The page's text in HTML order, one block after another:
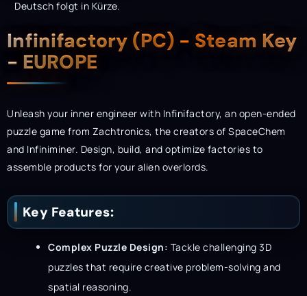
Deutsch folgt in Kürze.
Description
Infinifactory (PC) - Steam Key
- EUROPE
Unleash your inner engineer with Infinifactory, an open-ended
puzzle game from Zachtronics, the creators of SpaceChem
and Infiniminer. Design, build, and optimize factories to
assemble products for your alien overlords.
Key Features:
Complex Puzzle Design: Tackle challenging 3D
puzzles that require creative problem-solving and
spatial reasoning.